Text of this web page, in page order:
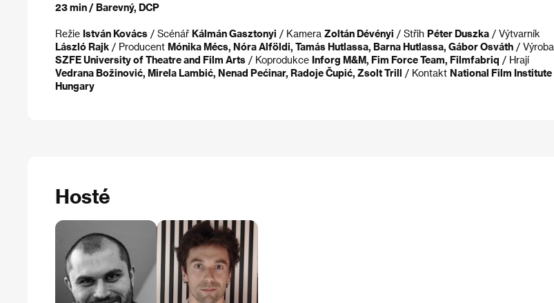
23 min / Barevný, DCP
Režie István Kovács / Scénář Kálmán Gasztonyi / Kamera Zoltán Dévényi / Střih Péter Duszka / Výtvarník
László Rajk / Producent Mónika Mécs, Nóra Alföldi, Tamás Hutlassa, Barna Hutlassa, Gábor Osváth / Výroba
SZFE University of Theatre and Film Arts / Koprodukce Inforg M&M, Fim Force Team, Filmfabriq / Hrají
Vedrana Božinović, Mirela Lambić, Nenad Pećinar, Radoje Čupić, Zsolt Trill / Kontakt National Film Institute
Hungary
Hosté